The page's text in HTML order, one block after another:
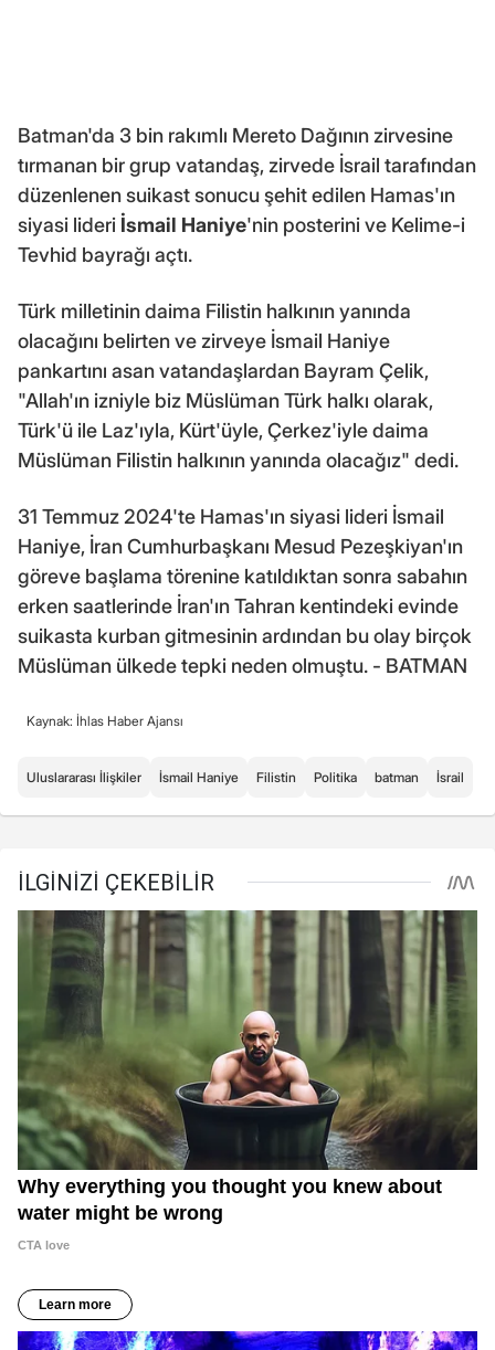
Batman'da 3 bin rakımlı Mereto Dağının zirvesine
tırmanan bir grup vatandaş, zirvede İsrail tarafından
düzenlenen suikast sonucu şehit edilen Hamas'ın
siyasi lideri İsmail Haniye'nin posterini ve Kelime-i
Tevhid bayrağı açtı.
Türk milletinin daima Filistin halkının yanında
olacağını belirten ve zirveye İsmail Haniye
pankartını asan vatandaşlardan Bayram Çelik,
"Allah'ın izniyle biz Müslüman Türk halkı olarak,
Türk'ü ile Laz'ıyla, Kürt'üyle, Çerkez'iyle daima
Müslüman Filistin halkının yanında olacağız" dedi.
31 Temmuz 2024'te Hamas'ın siyasi lideri İsmail
Haniye, İran Cumhurbaşkanı Mesud Pezeşkiyan'ın
göreve başlama törenine katıldıktan sonra sabahın
erken saatlerinde İran'ın Tahran kentindeki evinde
suikasta kurban gitmesinin ardından bu olay birçok
Müslüman ülkede tepki neden olmuştu. - BATMAN
Kaynak: İhlas Haber Ajansı
Uluslararası İlişkiler İsmail Haniye Filistin Politika batman İsrail